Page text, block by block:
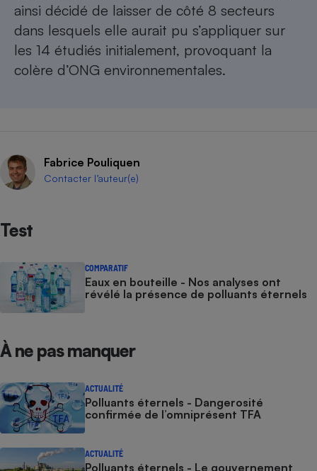
ainsi décidé de laisser de côté 8 secteurs
dans lesquels elle aurait pu s’appliquer sur
les 14 étudiés initialement, provoquant la
colère d’ONG environnementales.​​
Fabrice Pouliquen
Contacter l’auteur(e)
Test
COMPARATIF
Eaux en bouteille - Nos analyses ont
révélé la présence de polluants éternels
À ne pas manquer
ACTUALITÉ
Polluants éternels - Dangerosité
confirmée de l’omniprésent TFA
ACTUALITÉ
Polluants éternels - Le gouvernement